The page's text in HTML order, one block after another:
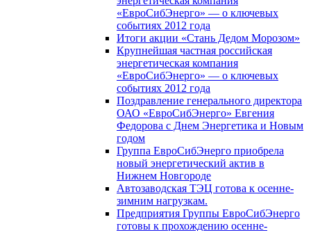
«ЕвроСибЭнерго» — о ключевых
событиях 2012 года
Итоги акции «Стань Дедом Морозом»
Крупнейшая частная российская
энергетическая компания
«ЕвроСибЭнерго» — о ключевых
событиях 2012 года
Поздравление генерального директора
ОАО «ЕвроСибЭнерго» Евгения
Федорова с Днем Энергетика и Новым
годом
Группа ЕвроСибЭнерго приобрела
новый энергетический актив в
Нижнем Новгороде
Автозаводская ТЭЦ готова к осенне-
зимним нагрузкам.
Предприятия Группы ЕвроСибЭнерго
готовы к прохождению осенне-